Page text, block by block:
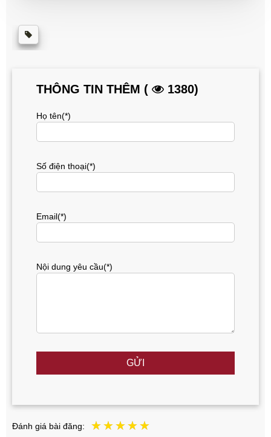
THÔNG TIN THÊM ( 1380)
Họ tên(*)
Số điện thoại(*)
Email(*)
Nội dung yêu cầu(*)
GỬI
Đánh giá bài đăng: